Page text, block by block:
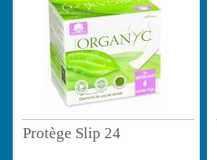
Protège Slip 24